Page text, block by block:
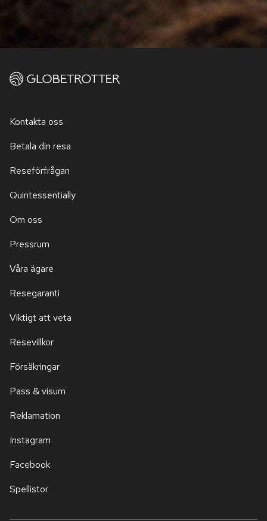
Kontakta oss
Betala din resa
Reseförfrågan
Quintessentially
Om oss
Pressrum
Våra ägare
Resegaranti
Viktigt att veta
Resevillkor
Försäkringar
Pass & visum
Reklamation
Instagram
Facebook
Spellistor